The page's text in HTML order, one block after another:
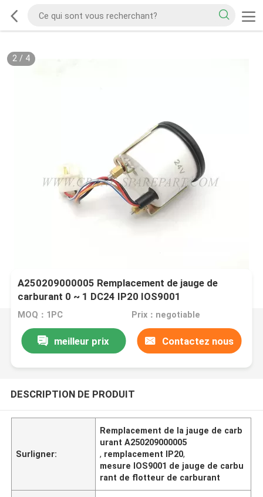
2/ 4
A250209000005 Remplacement de jauge de
carburant 0 ~ 1 DC24 IP20 IOS9001
MOQ：1PC Prix：negotiable
meilleur prix Contactez nous
DESCRIPTION DE PRODUIT
Surligner:
Remplacement de la jauge de carb
urant A250209000005
, remplacement IP20,
mesure IOS9001 de jauge de carbu
rant de flotteur de carburant